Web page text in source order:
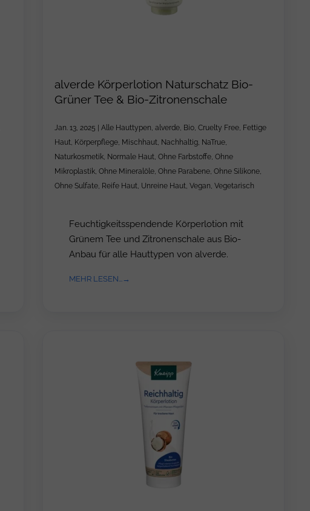
alverde Körperlotion Naturschatz Bio-
Grüner Tee & Bio-Zitronenschale
Jan. 13, 2025 Alle Hauttypen, alverde, Bio, Cruelty Free, Fettige
Haut, Körperpflege, Mischhaut, Nachhaltig, NaTrue,
Naturkosmetik, Normale Haut, Ohne Farbstoffe, Ohne
Mikroplastik, Ohne Mineralöle, Ohne Parabene, Ohne Silikone,
Ohne Sulfate, Reife Haut, Unreine Haut, Vegan, Vegetarisch
Feuchtigkeitsspendende Körperlotion mit
Grünem Tee und Zitronenschale aus Bio-
Anbau für alle Hauttypen von alverde.
MEHR LESEN...